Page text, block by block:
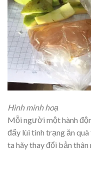
Hình minh hoạ
Mỗi người một hành
đẩy lùi tình trạng ăn
ta hãy thay đổi bản thân